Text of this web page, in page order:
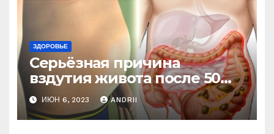
ЗДОРОВЬЕ
Серьёзная причина
вздутия живота после 50
лет. Многие обращают на
это внимание, когда
становится поздно!
ИЮН 6, 2023 ANDRII